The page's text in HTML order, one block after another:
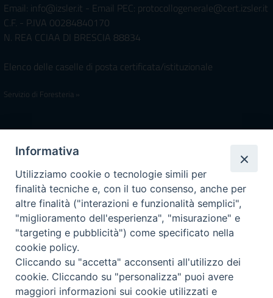
Email: info@izsler.it - Email PEC: protocollogenerale@cert.izsler.it
C.F. - P.IVA 00284840170
N. REA CCIAA DI BRESCIA 88834
Elenco delle caselle di posta certificata/istituzionale
Servizio di Foresteria »
Iscrivimi Alla Newsletter
Accessibilità
Note Legali|Privacy
Prossime reperibilità IZSLER
Il servizio di Pronta Disponibilità viene garantito per entrambe le
Regioni nelle giornate di sabato e nei giorni festivi: dalle 08.00
alle 20.00
Informativa
Utilizziamo cookie o tecnologie simili per
finalità tecniche e, con il tuo consenso, anche per
altre finalità ("interazioni e funzionalità semplici",
"miglioramento dell'esperienza", "misurazione" e
"targeting e pubblicità") come specificato nella
cookie policy.
Cliccando su "accetta" acconsenti all'utilizzo dei
cookie. Cliccando su "personalizza" puoi avere
maggiori informazioni sui cookie utilizzati e